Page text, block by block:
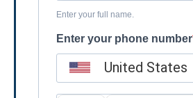
Enter your full name.
Enter your phone number
United States